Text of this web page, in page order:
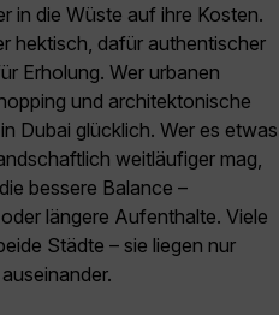
in die Wüste auf ihre Kosten.
hektisch, dafür authentischer
Erholung. Wer urbanen
und architektonische
Dubai glücklich. Wer es etwas
weitläufiger mag,
bessere Balance –
längere Aufenthalte. Viele
Städte – sie liegen nur